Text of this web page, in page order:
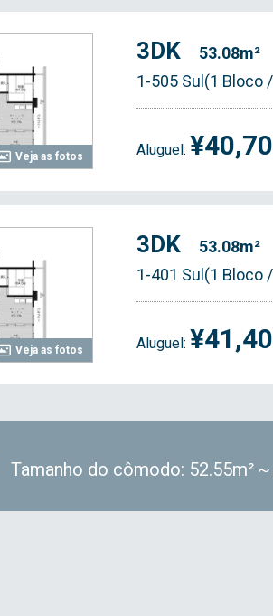
Veja as fotos
3DK
53.08m²
1-505 Sul(1 Bloco
Aluguel:
Veja as fotos
3DK
53.08m²
1-401 Sul(1 Bloco
Aluguel:
Tamanho do cômodo: 52.55m²～